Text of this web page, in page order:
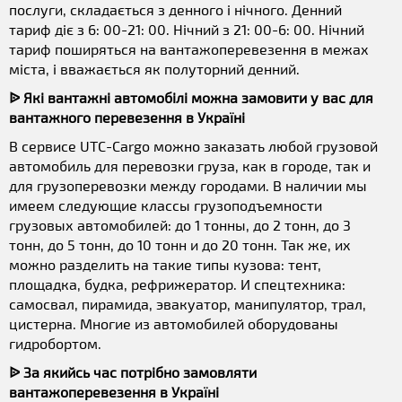
послуги, складається з денного і нічного. Денний
тариф діє з 6: 00-21: 00. Нічний з 21: 00-6: 00. Нічний
тариф поширяться на вантажоперевезення в межах
міста, і вважається як полуторний денний.
ᐉ Які вантажні автомобілі можна замовити у вас для
вантажного перевезення в Україні
В сервисе UTC-Cargo можно заказать любой грузовой
автомобиль для перевозки груза, как в городе, так и
для грузоперевозки между городами. В наличии мы
имеем следующие классы грузоподъемности
грузовых автомобилей: до 1 тонны, до 2 тонн, до 3
тонн, до 5 тонн, до 10 тонн и до 20 тонн. Так же, их
можно разделить на такие типы кузова: тент,
площадка, будка, рефрижератор. И спецтехника:
самосвал, пирамида, эвакуатор, манипулятор, трал,
цистерна. Многие из автомобилей оборудованы
гидробортом.
ᐉ За якийсь час потрібно замовляти
вантажоперевезення в Україні